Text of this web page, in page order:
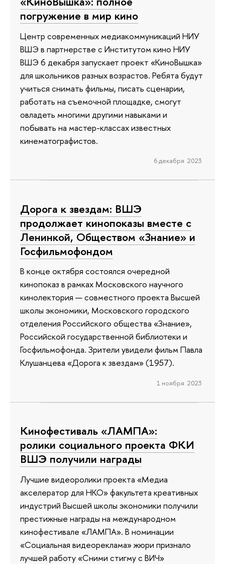
погружение в мир кино
Центр современных медиакоммуникаций НИУ
ВШЭ в партнерстве с Институтом кино НИУ
ВШЭ 6 декабря запускает проект «КиноВышка»
для школьников разных возрастов. Ребята будут
учиться снимать фильмы, писать сценарии,
работать на съемочной площадке, смогут
овладеть многими другими навыками и
побывать на мастер-классах известных
кинематографистов.
6 декабря 2023
Дорога к звездам: ВШЭ
продолжает кинопоказы вместе с
Ленинкой, Обществом «Знание» и
Госфильмофондом
В конце октября состоялся очередной
кинопоказ в рамках Московского научного
кинолектория — совместного проекта Высшей
школы экономики, Московского городского
отделения Российского общества «Знание»,
Российской государственной библиотеки и
Госфильмофонда. Зрители увидели фильм Павла
Клушанцева «Дорога к звездам» (1957).
1 ноября 2023
Кинофестиваль «ЛАМПА»:
ролики социального проекта ФКИ
ВШЭ получили награды
Лучшие видеоролики проекта «Медиа
акселератор для НКО» факультета креативных
индустрий Высшей школы экономики получили
престижные награды на международном
кинофестивале «ЛАМПА». В номинации
«Социальная видеореклама» жюри признало
лучшей работу «Сними стигму с ВИЧ»